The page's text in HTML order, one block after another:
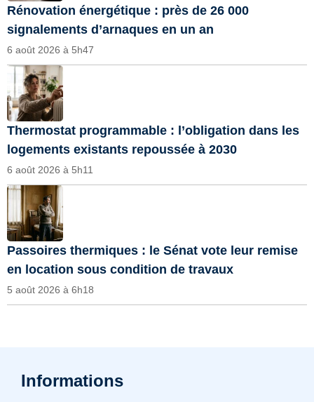
Rénovation énergétique : près de 26 000
signalements d’arnaques en un an
6 août 2026 à 5h47
Thermostat programmable : l’obligation dans les
logements existants repoussée à 2030
6 août 2026 à 5h11
Passoires thermiques : le Sénat vote leur remise
en location sous condition de travaux
5 août 2026 à 6h18
Informations